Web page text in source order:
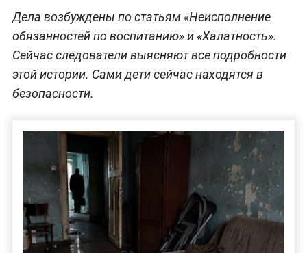
Дела возбуждены по статьям «Неисполнение
обязанностей по воспитанию» и «Халатность».
Сейчас следователи выясняют все подробности
этой истории. Сами дети сейчас находятся в
безопасности.